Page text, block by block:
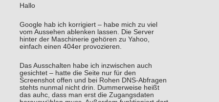
Hallo
Google hab ich korrigiert – habe mich zu viel
vom Aussehen ablenken lassen. Die Server
hinter der Maschinerie gehören zu Yahoo,
einfach einen 404er provozieren.
Das Ausschalten habe ich inzwischen auch
gesichtet – hatte die Seite nur für den
Screenshot offen und bei Rohen DNS-Abfragen
stehts nunmal nicht drin. Dummerweise heißt
das auhc, dass man erst die Zugangsdaten